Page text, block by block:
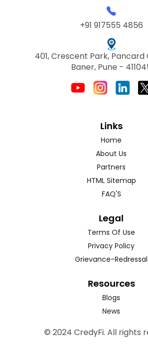
+91 917555 4856
401, Crescent Park, Pancard
Baner, Pune -
Links
Home
About Us
Partners
HTML Sitemap
FAQ'S
Legal
Terms Of Use
Privacy Policy
Grievance-Redressal
Resources
Blogs
News
© 2024 CredyFi. All rights